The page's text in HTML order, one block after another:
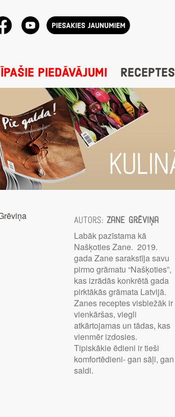
ĪPAŠIE PIEDĀVĀJUMI RECEPTES
Autors:Zane Grēviņa
Labāk pazīstama kā
Našķoties Zane. 2019.
gada Zane sarakstīja savu
pirmo grāmatu “Našķoties”,
kas izrādās konkrētā gada
pirktākās grāmata Latvijā.
Zanes receptes visbiežāk ir
vienkāršas, viegli
atkārtojamas un tādas, kas
vienmēr izdosies.
Tipiskākie ēdieni ir tieši
komfortēdieni- gan sāļi, gan
saldi.